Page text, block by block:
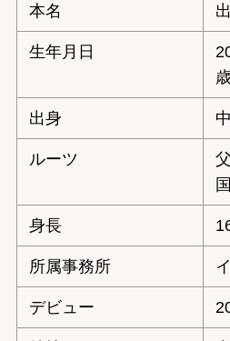
本名
生年月日
出身
ルーツ
身長
所属事務所
デビュー